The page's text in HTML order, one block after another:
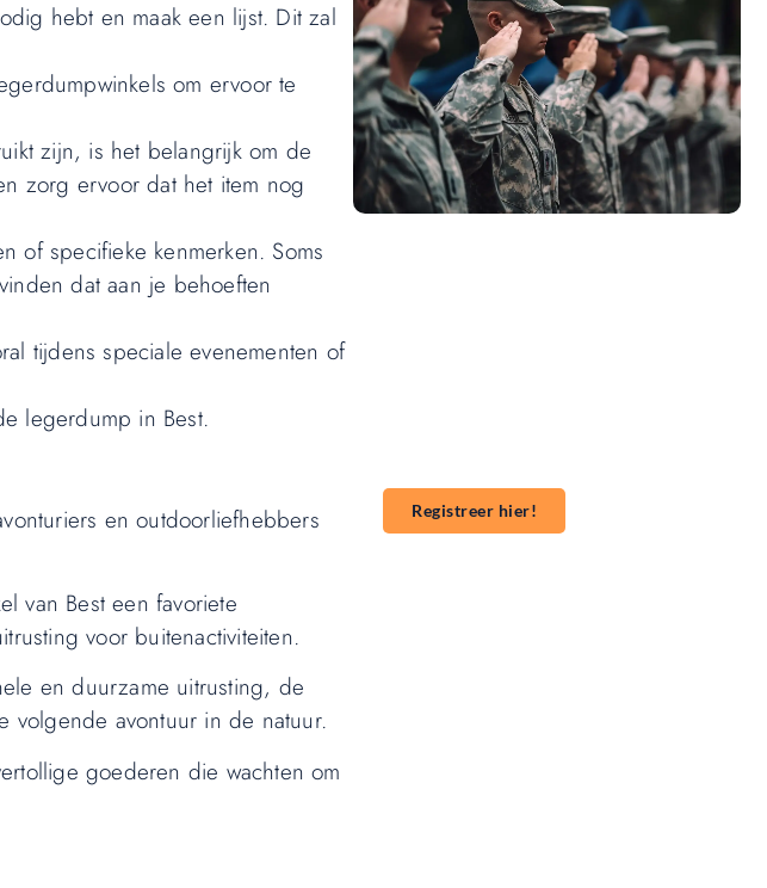
hebt en maak een lijst. Dit zal
om ervoor te
zijn, is het belangrijk om de
zorg ervoor dat het item nog
of specifieke kenmerken. Soms
dat aan je behoeften
tijdens speciale evenementen of
legerdump in Best.
en outdoorliefhebbers
van Best een favoriete
voor buitenactiviteiten.
en duurzame uitrusting, de
volgende avontuur in de natuur.
goederen die wachten om
Registreer hier!